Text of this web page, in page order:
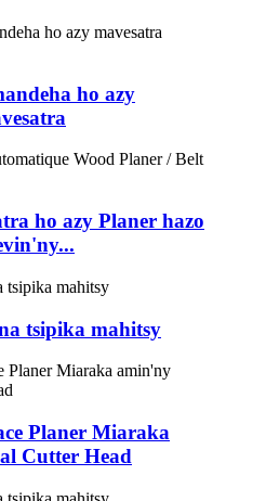
ho azy
ho azy Planer hazo
tsipika mahitsy
Planer Miaraka
Cutter Head